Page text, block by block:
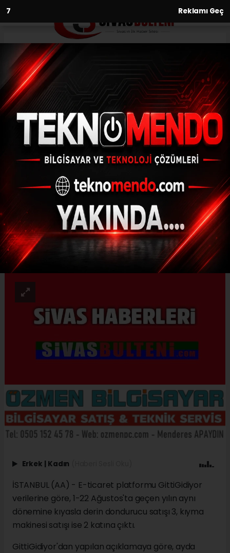
6 Reklamı Geç
Anasayfa
Derin Dondurucu Ve Kıyma
Makinesi Satışları Katlandı
30.08.2017 - 09:43, Güncelleme: 30.08.2017 - 09:43
GittiGidiyor verilerine göre, 1-22 Ağustos'ta
geçen yılın aynı dönemine kıyasla derin
dondurucu satışı 3, kıyma makinesi satışı
ise 2 kat arttı- GittiGidiyor Ticari Direktörü
Elçin:- "Yaklaşan Kurban Bayramı derin
dondurucu ve kıyma makinesi satışlarında
ABONE OL
Erkek | Kadın
İSTANBUL (AA) - E-ticaret platformu GittiGidiyor
verilerine göre, 1-22 Ağustos'ta geçen yılın aynı
dönemine kıyasla derin dondurucu satışı 3, kıyma
makinesi satışı ise 2 katına çıktı.
GittiGidiyor'dan yapılan açıklamaya göre, ayda